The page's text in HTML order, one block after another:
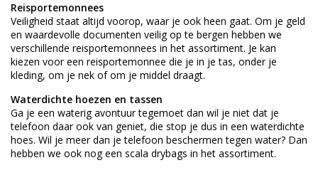
Reisportemonnees
Veiligheid staat altijd voorop, waar je ook heen gaat. Om je geld
en waardevolle documenten veilig op te bergen hebben we
verschillende reisportemonnees in het assortiment. Je kan
kiezen voor een reisportemonnee die je in je tas, onder je
kleding, om je nek of om je middel draagt.
Waterdichte hoezen en tassen
Ga je een waterig avontuur tegemoet dan wil je niet dat je
telefoon daar ook van geniet, die stop je dus in een waterdichte
hoes. Wil je meer dan je telefoon beschermen tegen water? Dan
hebben we ook nog een scala drybags in het assortiment.